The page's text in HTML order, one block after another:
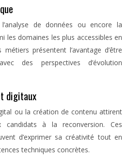
de données ou encore la
les domaines les plus accessibles en
présentent l’avantage d’être
des perspectives d’évolution
digitaux
ou la création de contenu attirent
candidats à la reconversion. Ces
d’exprimer sa créativité tout en
techniques concrètes.